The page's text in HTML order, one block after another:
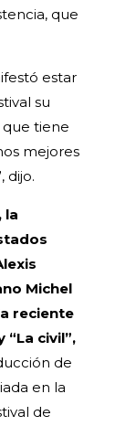
que
estar
su
tiene
mejores
dijo.
la
Michel
reciente
“La civil”,
de
en la
de